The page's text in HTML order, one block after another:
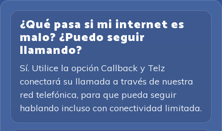
¿Qué pasa si mi internet es
malo? ¿Puedo seguir
llamando?
Sí. Utilice la opción Callback y Telz
conectará su llamada a través de nuestra
red telefónica, para que pueda seguir
hablando incluso con conectividad limitada.